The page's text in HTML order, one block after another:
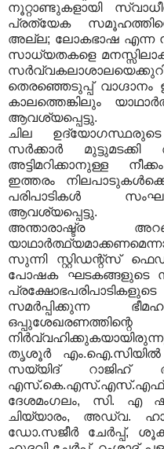
നൂറ്റാണ്ടുകളായി
പ്രത്യേക
അല്ല; ലോകഭാഷ എന്ന
സാധ്യതകളെ
തെരഞ്ഞെടുപ്പ്
കാലത്തെങ്കിലും
ആവശ്യപ്പെട്ടു.
ചില
സര്‍ക്കാര്‍
അട്ടിമറിക്കാനുള്ള
ഇത്തരം
പരിപാടികള്‍
ആവശ്യപ്പെട്ടു.
അന്താരാഷ്ട്ര
സുന്നി സ്റ്റിഡന്റ്‌സ്
പോഷക ഘടകങ്ങളുടെ
സമര്‍പ്പിക്കുന്ന
തൃശൂര്‍ എം.ഐ.സിയില്‍
സയ്യിദ് റാജിഹ്
എസ്.കെ.എസ്.എസ്.എഫ്
ദേശമംഗലം, സി. എ
ചിയ്യാരം, അഡ്വ.
ഡോ.സജീര്‍ ചേര്‍പ്പ്,